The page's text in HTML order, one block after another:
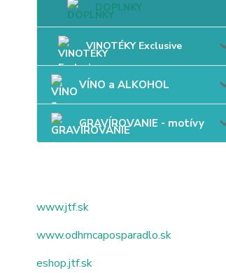
DOPLNKY
VINOTÉKY Exclusive
VÍNO a ALKOHOL
GRAVÍROVANIE - motívy
www.jtf.sk
www.odhrncaposparadlo.sk
eshop.jtf.sk